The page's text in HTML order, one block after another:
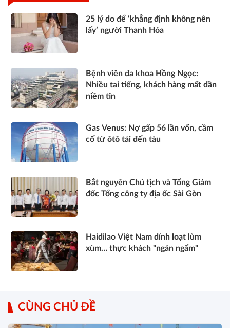
25 lý do để ‘khẳng định không nên
lấy’ người Thanh Hóa
Bệnh viên đa khoa Hồng Ngọc:
Nhiều tai tiếng, khách hàng mất dần
niềm tin
Gas Venus: Nợ gấp 56 lần vốn, cầm
cố từ ôtô tải đến tàu
Bắt nguyên Chủ tịch và Tổng Giám
đốc Tổng công ty địa ốc Sài Gòn
Haidilao Việt Nam dính loạt lùm
xùm… thực khách "ngán ngẩm"
CÙNG CHỦ ĐỀ